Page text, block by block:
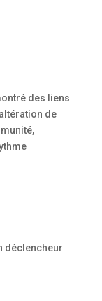
des liens
de
déclencheur